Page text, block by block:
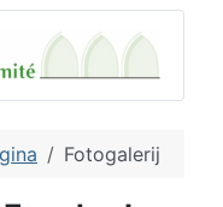
Fotogalerij